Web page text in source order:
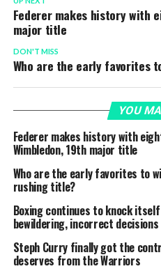
Federer makes history with
major title
DON'T MISS
Who are the early favorites
YOU
Federer makes history with
Wimbledon, 19th major title
Who are the early favorites to
rushing title?
Boxing continues to knock
bewildering, incorrect decisions
Steph Curry finally got the
deserves from the Warriors